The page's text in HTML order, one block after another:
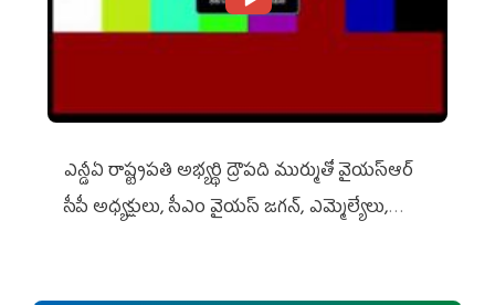
ఎన్డీఏ రాష్ట్ర‌ప‌తి అభ్య‌ర్థి ద్రౌప‌ది ముర్ముతో వైయ‌స్ఆర్
సీపీ అధ్య‌క్షులు, సీఎం వైయ‌స్ జ‌గ‌న్, ఎమ్మెల్యేలు,